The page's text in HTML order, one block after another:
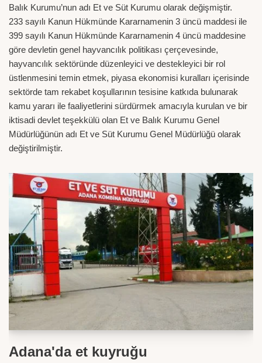
Balık Kurumu’nun adı Et ve Süt Kurumu olarak değişmiştir.
233 sayılı Kanun Hükmünde Kararnamenin 3 üncü maddesi ile
399 sayılı Kanun Hükmünde Kararnamenin 4 üncü maddesine
göre devletin genel hayvancılık politikası çerçevesinde,
hayvancılık sektöründe düzenleyici ve destekleyici bir rol
üstlenmesini temin etmek, piyasa ekonomisi kuralları içerisinde
sektörde tam rekabet koşullarının tesisine katkıda bulunarak
kamu yararı ile faaliyetlerini sürdürmek amacıyla kurulan ve bir
iktisadi devlet teşekkülü olan Et ve Balık Kurumu Genel
Müdürlüğünün adı Et ve Süt Kurumu Genel Müdürlüğü olarak
değiştirilmiştir.
Adana'da et kuyruğu